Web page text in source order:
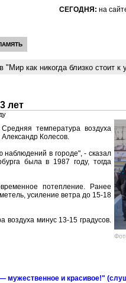
СЕГОДНЯ: на
как никогда близко стоит к
лет
температура воздуха
Колесов.
в городе", - сказал
была в 1987 году, тогда
потепление. Ранее
усиление ветра до 15-18
воздуха минус 13-15 градусов.
мужественное и красивое!"